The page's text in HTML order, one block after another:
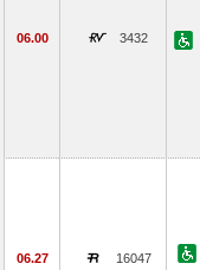
06.00 3432
06.27 16047